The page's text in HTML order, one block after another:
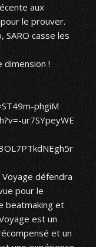
aux
le prouver.
casse les
dimension !
phgiM
ur7SYpeyWE
défendra
pour le
beatmaking et
est un
et un